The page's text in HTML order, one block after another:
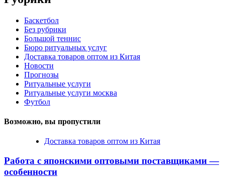
Баскетбол
Без рубрики
Большой теннис
Бюро ритуальных услуг
Доставка товаров оптом из Китая
Новости
Прогнозы
Ритуальные услуги
Ритуальные услуги москва
Футбол
Возможно, вы пропустили
Доставка товаров оптом из Китая
Работа с японскими оптовыми поставщиками —
особенности